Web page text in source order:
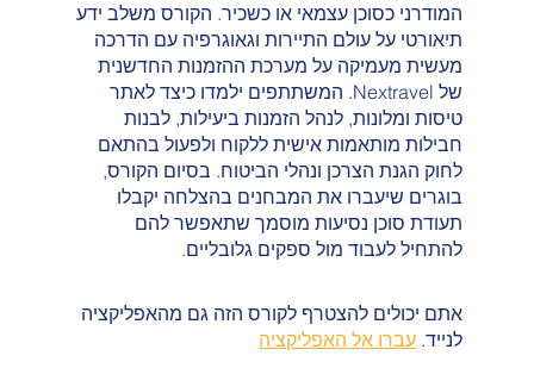
המודרני כסוכן עצמאי או כשכיר. הקורס משלב ידע
תיאורטי על עולם התיירות וגאוגרפיה עם הדרכה
מעשית מעמיקה על מערכת ההזמנות החדשנית
של Nextravel. המשתתפים ילמדו כיצד לאתר
טיסות ומלונות, לנהל הזמנות ביעילות, לבנות
חבילות מותאמות אישית ללקוח ולפעול בהתאם
לחוק הגנת הצרכן ונהלי הביטוח. בסיום הקורס,
בוגרים שיעברו את המבחנים בהצלחה יקבלו
תעודת סוכן נסיעות מוסמך שתאפשר להם
להתחיל לעבוד מול ספקים גלובליים.
אתם יכולים להצטרף לקורס הזה גם מהאפליקציה
לנייד. עברו אל האפליקציה